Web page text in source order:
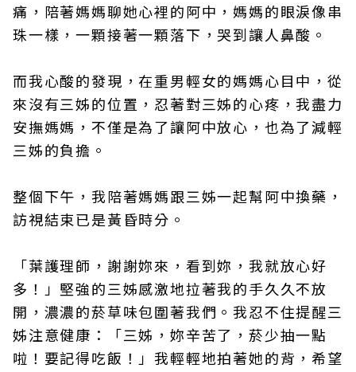
痛，陪著媽媽聊她心裡的阿中，媽媽的眼淚像串
珠一樣，一顆接著一顆落下，哭到讓人鼻酸。
而我心酸的發現，在重男輕女的媽媽心目中，從
來沒有三姊的位置，忍著對三姊的心疼，我盡力
安撫媽媽，不僅是為了讓阿中放心，也為了減輕
三姊的負擔。
整個下午，我陪著媽媽跟三姊一起幫阿中換藥，
訪視結束已是黃昏時分。
「葉護理師，謝謝妳來，看到妳，我就放心好
多！」堅強的三姊感激地拉著我的手久久不放
開，濃濃的菸草味包圍著我們。我忍不住提醒三
姊注意健康：「三姊，妳辛苦了，菸少抽一點
啦！要記得吃飯！」我輕輕地拍著她的背，希望